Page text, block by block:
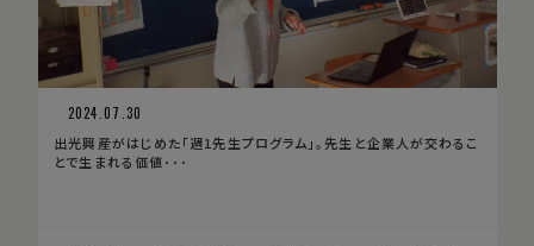
2024.07.30
出光興産がはじめた「週1先生プログラム」。先生と企業人が交わるこ
とで生まれる価値･･･